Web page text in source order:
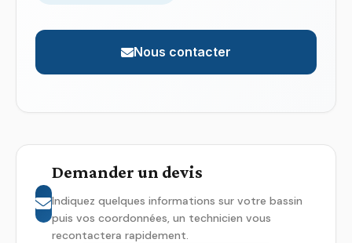
Nous contacter
Demander un devis
Indiquez quelques informations sur votre bassin
puis vos coordonnées, un technicien vous
recontactera rapidement.